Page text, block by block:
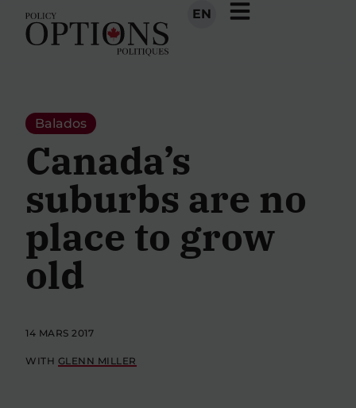
EN
Balados
Canada’s
suburbs are no
place to grow
old
14 MARS 2017
WITH GLENN MILLER